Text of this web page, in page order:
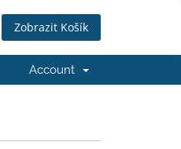
Zobrazit Košík
Account